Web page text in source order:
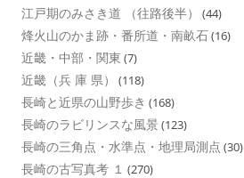
江戸期のみさき道 （往路後半） (44)
烽火山のかま跡・番所道・南畝石(16)
近畿・中部・関東 (7)
近畿（兵 庫 県） (118)
長崎と近県の山野歩き (168)
長崎のラビリンスな風景 (123)
長崎の三角点・水準点・地理局測点 (30)
長崎の古写真考 １ (270)